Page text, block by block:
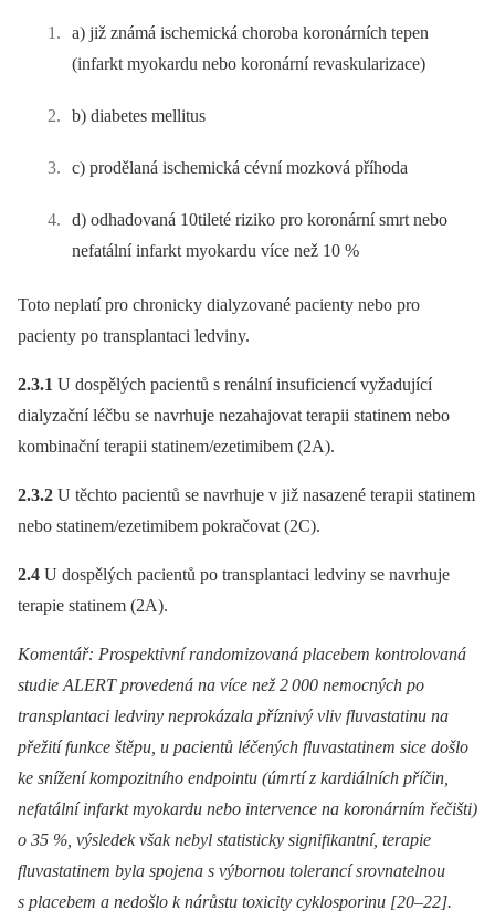
a) již známá ischemická choroba koronárních tepen
(infarkt myokardu nebo koronární revaskularizace)
b) diabetes mellitus
c) prodělaná ischemická cévní mozková příhoda
d) odhadovaná 10tileté riziko pro koronární smrt nebo
nefatální infarkt myokardu více než 10 %
Toto neplatí pro chronicky dialyzované pacienty nebo pro
pacienty po transplantaci ledviny.
2.3.1 U dospělých pacientů s renální insuficiencí vyžadující
dialyzační léčbu se navrhuje nezahajovat terapii statinem nebo
kombinační terapii statinem/ezetimibem (2A).
2.3.2 U těchto pacientů se navrhuje v již nasazené terapii statinem
nebo statinem/ezetimibem pokračovat (2C).
2.4 U dospělých pacientů po transplantaci ledviny se navrhuje
terapie statinem (2A).
Komentář: Prospektivní randomizovaná placebem kontro­lovaná
studie ALERT provedená na více než 2 000 nemocných po
transplantaci ledviny neprokázala příznivý vliv fluvastatinu na
přežití funkce štěpu, u pacientů léčených fluvastatinem sice došlo
ke snížení kompozitního endpointu (úmrtí z kardiálních příčin,
nefatální infarkt myokardu nebo intervence na koronárním řečišti)
o 35 %, výsledek však nebyl statisticky signifikantní, terapie
fluvastatinem byla spojena s výbornou tolerancí srovnatelnou
s placebem a nedošlo k nárůstu toxicity cyklosporinu [20–22].